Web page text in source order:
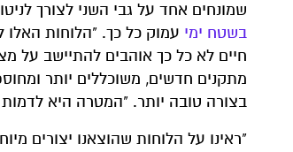
שמונחים אחד על גבי השני לצורך
בשטח ימי עמוק כל כך. "הלוחות האלו
חיים לא כל כך אוהבים להתיישב על
מתקנים חדשים, משוכללים יותר
בצורה טובה יותר. "המטרה היא
"ראינו על הלוחות שהוצאנו יצורים